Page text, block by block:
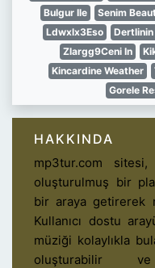
Bulgur Ile
Senim
Ldwxlx3Eso
Zlargg9Ceni In
Kincardine Weather
Gorele
HAKKINDA
mp3tur.com
oluşturulmuş bir
bir araya getirerek
Kullanıcı dostu
müziği kolaylıkla
oluşturabilir